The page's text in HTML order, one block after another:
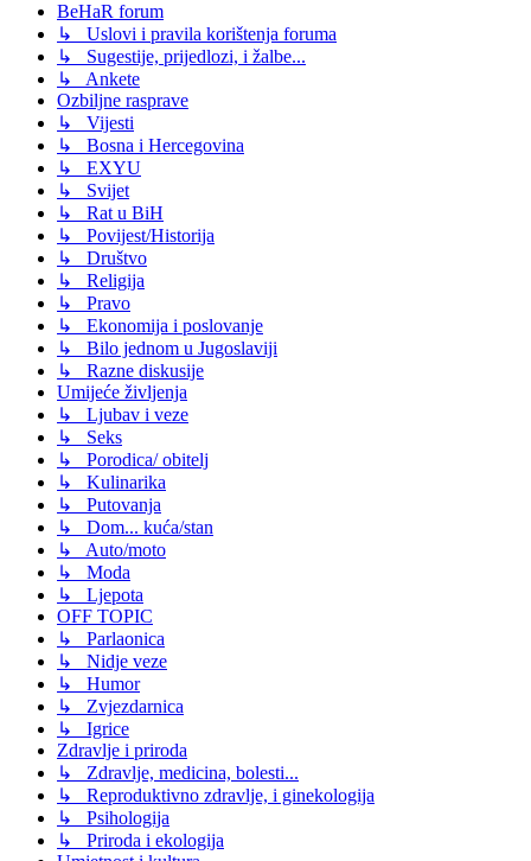
BeHaR forum
↳ Uslovi i pravila korištenja foruma
↳ Sugestije, prijedlozi, i žalbe...
↳ Ankete
Ozbiljne rasprave
↳ Vijesti
↳ Bosna i Hercegovina
↳ EXYU
↳ Svijet
↳ Rat u BiH
↳ Povijest/Historija
↳ Društvo
↳ Religija
↳ Pravo
↳ Ekonomija i poslovanje
↳ Bilo jednom u Jugoslaviji
↳ Razne diskusije
Umijeće življenja
↳ Ljubav i veze
↳ Seks
↳ Porodica/ obitelj
↳ Kulinarika
↳ Putovanja
↳ Dom... kuća/stan
↳ Auto/moto
↳ Moda
↳ Ljepota
OFF TOPIC
↳ Parlaonica
↳ Nidje veze
↳ Humor
↳ Zvjezdarnica
↳ Igrice
Zdravlje i priroda
↳ Zdravlje, medicina, bolesti...
↳ Reproduktivno zdravlje, i ginekologija
↳ Psihologija
↳ Priroda i ekologija